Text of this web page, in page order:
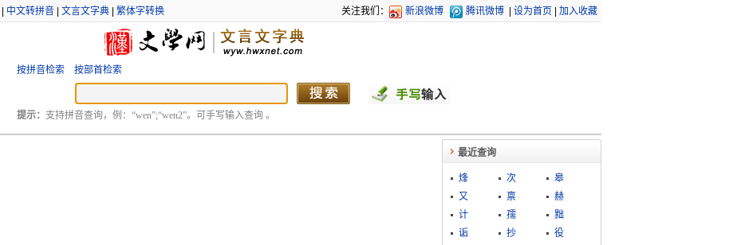
中文转拼音| 文言文字典| 繁体字转换 关注我们： 新浪微博 腾讯微博 设为首页 加入收藏
按拼音检索 按部首检索
提示： 支持拼音查询，例：“wen”;“wen2”。可手写输入查询 。
最近查询
烽 次
皋
又
禀
赫
计
孺
黜
诟
抄
役